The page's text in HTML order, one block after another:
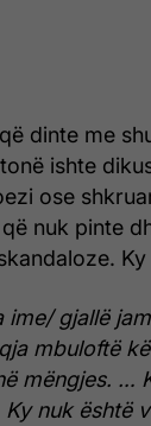
dinte me
ishte
ose
nuk pinte
ime/ gjallë
mbuloftë
mëngjes. …
Ky nuk është